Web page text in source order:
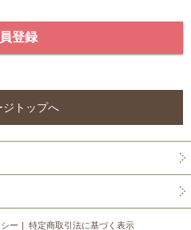
ジトップへ
ー 特定商取引法に基づく表示